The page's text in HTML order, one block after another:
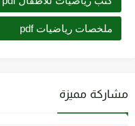
ملخصات رياضيات pdf
مشاركة مميزة